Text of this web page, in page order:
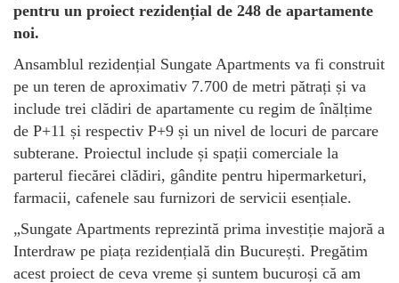
pentru un proiect rezidențial de 248 de apartamente
noi.
Ansamblul rezidențial Sungate Apartments va fi construit
pe un teren de aproximativ 7.700 de metri pătrați și va
include trei clădiri de apartamente cu regim de înălțime
de P+11 și respectiv P+9 și un nivel de locuri de parcare
subterane. Proiectul include și spații comerciale la
parterul fiecărei clădiri, gândite pentru hipermarketuri,
farmacii, cafenele sau furnizori de servicii esențiale.
„Sungate Apartments reprezintă prima investiție majoră a
Interdraw pe piața rezidențială din București. Pregătim
acest proiect de ceva vreme și suntem bucuroși că am